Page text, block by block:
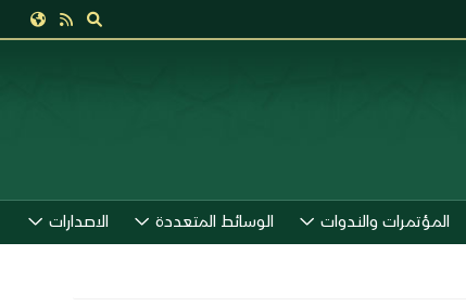
المؤتمرات والندوات الوسائط المتعددة الاصدارات